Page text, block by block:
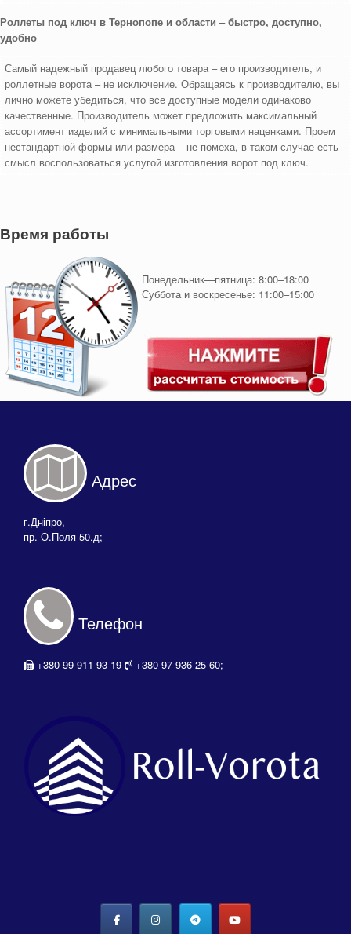
Роллеты под ключ в Тернопопе и области – быстро, доступно,
удобно
Самый надежный продавец любого товара – его производитель, и
роллетные ворота – не исключение. Обращаясь к производителю, вы
лично можете убедиться, что все доступные модели одинаково
качественные. Производитель может предложить максимальный
ассортимент изделий с минимальными торговыми наценками. Проем
нестандартной формы или размера – не помеха, в таком случае есть
смысл воспользоваться услугой изготовления ворот под ключ.
Время работы
Понедельник—пятница: 8:00–18:00
Суббота и воскресенье: 11:00–15:00
Адрес
г.Дніпро,
пр. О.Поля 50.д;
Телефон
+380 99 911-93-19 +380 97 936-25-60;